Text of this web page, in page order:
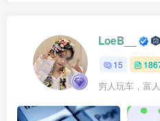
LoeB__
15
穷人玩车，富